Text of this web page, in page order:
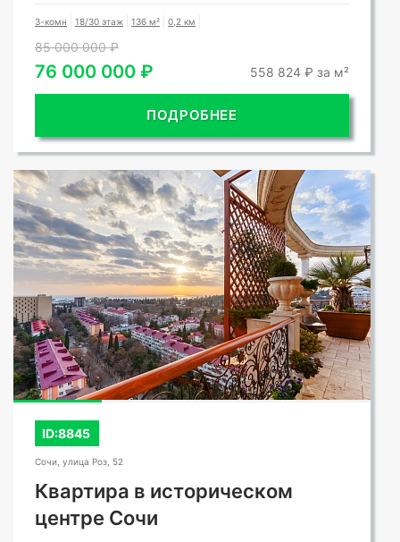
3-комн 18/30 этаж 136 м² 0,2 км
85 000 000 ₽
76 000 000 ₽ 558 824 ₽ за м²
ПОДРОБНЕЕ
ID:8845
Сочи, улица Роз, 52
Квартира в историческом
центре Сочи